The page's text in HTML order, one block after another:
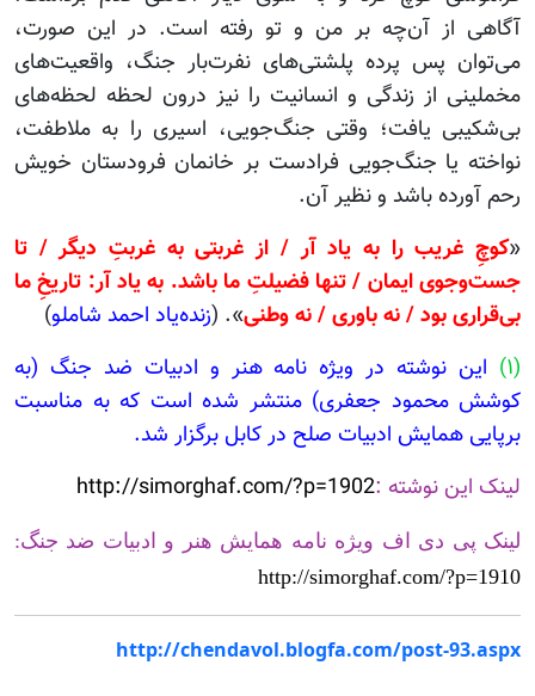
آگاهی از آن‌چه بر من و تو رفته است. در این صورت،
می‌توان پس پرده پلشتی‌های نفرت‌بار جنگ، واقعیت‌های
مخملینی از زندگی و انسانیت را نیز درون لحظه‌ لحظه‌های
بی‌شکیبی یافت؛ وقتی جنگ‌جویی، اسیری را به ملاطفت،
نواخته یا جنگ‌جویی فرادست بر خانمان فرودستان خویش
رحم آورده باشد و نظیر آن.
«کوچِ غریب را به یاد آر / از غربتی به غربتِ دیگر / تا
جست‌و‌جوی ایمان / تنها فضیلتِ ما باشد. به یاد آر: تاریخِ ما
بی‌قراری بود / نه باوری / نه وطنی». (زنده‌یاد احمد شاملو)
(۱)
این نوشته در ویژه نامه هنر و ادبیات ضد جنگ (به
کوشش محمود جعفری) منتشر شده است که به مناسبت
برپایی همایش ادبیات صلح در کابل برگزار شد.
لینک این نوشته :http://simorghaf.com/?p=1902
لینک پی دی اف ویژه نامه همایش هنر و ادبیات ضد جنگ:
http://simorghaf.com/?p=1910
http://chendavol.blogfa.com/post-93.aspx